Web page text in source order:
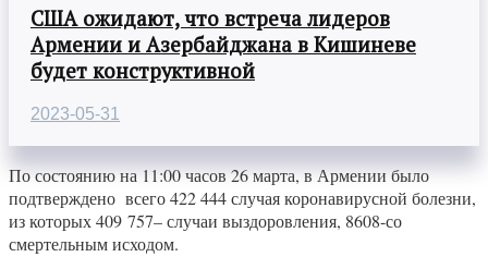
США ожидают, что встреча лидеров
Армении и Азербайджана в Кишиневе
будет конструктивной
2023-05-31
По состоянию на 11:00 часов 26 марта, в Армении было
подтверждено всего 422 444 случая коронавирусной болезни,
из которых 409 757– случаи выздоровления, 8608-со
смертельным исходом.